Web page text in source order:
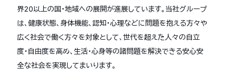
界20以上の国・地域への展開が進展しています。当社グループ
は、健康状態、身体機能、認知・心理などに問題を抱える方々や
広く社会で働く方々を対象として、世代を超えた人々の自立
度・自由度を高め、生活・心身等の諸問題を解決できる安心安
全な社会を実現してまいります。